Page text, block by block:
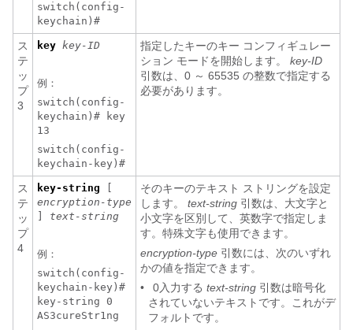
switch(config-
keychain)#
ス
テ
ッ
プ
3
key key-ID
例：
switch(config-
keychain)# key
13
switch(config-
keychain-key)#
指定したキーのキー コンフィギュレー
ション モードを開始します。
key-ID
引数は、0 ～ 65535 の整数で指定する
必要があります。
ス
テ
ッ
プ
4
key-string
encryption-type
text-string
例：
switch(config-
keychain-key)#
key-string 0
AS3cureStr1ng
そのキーのテキスト ストリングを設定
します。
text-string 引数は、大文字と
小文字を区別して、英数字で指定しま
す。特殊文字も使用できます。
encryption-type 引数には、次のいずれ
かの値を指定できます。
•
0入力する text-string 引数は暗号化
されていないテキストです。これがデ
フォルトです。